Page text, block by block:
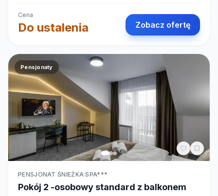
Cena
Do ustalenia Zobacz ofertę
Pensjonaty
PENSJONAT ŚNIEŻKA SPA***
Pokój 2 -osobowy standard z balkonem